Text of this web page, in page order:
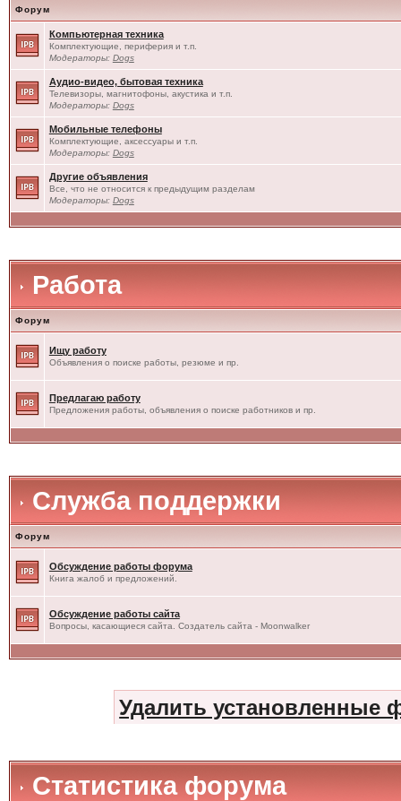
Форум
Компьютерная техника
Комплектующие, периферия и т.п.
Модераторы: Dogs
Аудио-видео, бытовая техника
Телевизоры, магнитофоны, акустика и т.п.
Модераторы: Dogs
Мобильные телефоны
Комплектующие, аксессуары и т.п.
Модераторы: Dogs
Другие объявления
Все, что не относится к предыдущим разделам
Модераторы: Dogs
Работа
Форум
Ищу работу
Объявления о поиске работы, резюме и пр.
Предлагаю работу
Предложения работы, объявления о поиске работников и пр.
Служба поддержки
Форум
Обсуждение работы форума
Книга жалоб и предложений.
Обсуждение работы сайта
Вопросы, касающиеся сайта. Создатель сайта - Moonwalker
Удалить установленные
Статистика форума